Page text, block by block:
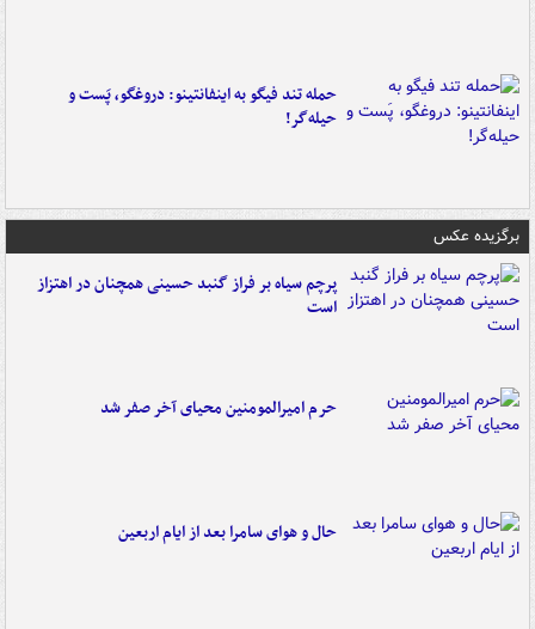
حمله تند فیگو به اینفانتینو: دروغگو، پَست‌ و
حیله‌گر!
برگزیده عکس
پرچم سیاه بر فراز گنبد حسینی همچنان در اهتزاز
است
حرم امیرالمومنین محیای آخر صفر شد
حال و هوای سامرا بعد از ایام اربعین